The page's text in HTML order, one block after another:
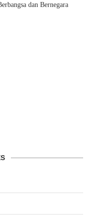
dan Bernegara